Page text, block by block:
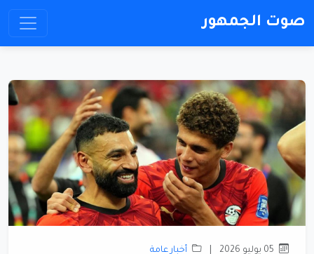
صوت الجمهور
أخبار عامة